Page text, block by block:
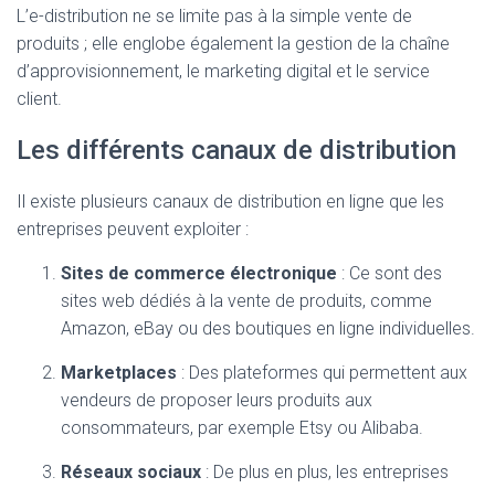
L’e-distribution ne se limite pas à la simple vente de
produits ; elle englobe également la gestion de la chaîne
d’approvisionnement, le marketing digital et le service
client.
Les différents canaux de distribution
Il existe plusieurs canaux de distribution en ligne que les
entreprises peuvent exploiter :
Sites de commerce électronique : Ce sont des
sites web dédiés à la vente de produits, comme
Amazon, eBay ou des boutiques en ligne individuelles.
Marketplaces : Des plateformes qui permettent aux
vendeurs de proposer leurs produits aux
consommateurs, par exemple Etsy ou Alibaba.
Réseaux sociaux : De plus en plus, les entreprises